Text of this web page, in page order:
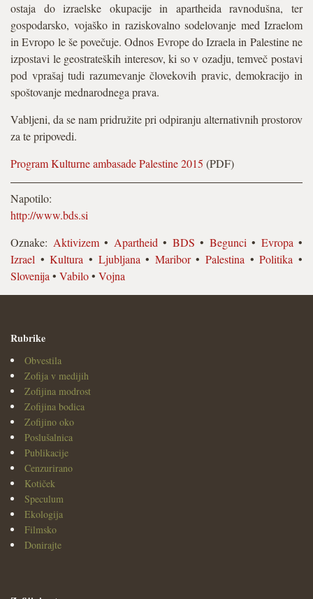
ostaja do izraelske okupacije in apartheida ravnodušna, ter
gospodarsko, vojaško in raziskovalno sodelovanje med Izraelom
in Evropo le še povečuje. Odnos Evrope do Izraela in Palestine ne
izpostavi le geostrateških interesov, ki so v ozadju, temveč postavi
pod vprašaj tudi razumevanje človekovih pravic, demokracijo in
spoštovanje mednarodnega prava.
Vabljeni, da se nam pridružite pri odpiranju alternativnih prostorov
za te pripovedi.
Program Kulturne ambasade Palestine 2015 (PDF)
Napotilo:
http://www.bds.si
Oznake: Aktivizem• Apartheid • BDS • Begunci • Evropa •
Izrael •Kultura • Ljubljana • Maribor•Palestina •Politika •
Slovenija • Vabilo• Vojna
Rubrike
Obvestila
Zofija v medijih
Zofijina modrost
Zofijina bodica
Zofijino oko
Poslušalnica
Publikacije
Cenzurirano
Kotiček
Speculum
Ekologija
Filmsko
Donirajte